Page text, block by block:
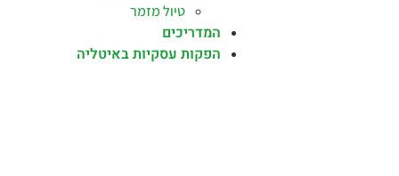
טיול מזמר
המדריכים
הפקות עסקיות באיטליה